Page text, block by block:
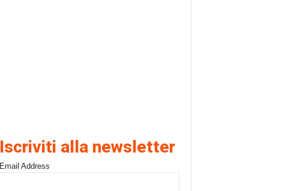
Iscriviti alla newsletter
Email Address